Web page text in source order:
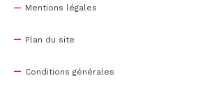
Mentions légales
Plan du site
Conditions générales